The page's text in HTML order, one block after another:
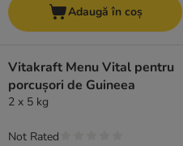
Adaugă în coș
Vitakraft Menu Vital pentru
porcușori de Guineea
2 x 5 kg
Not Rated